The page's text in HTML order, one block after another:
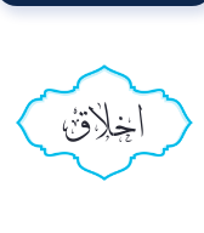
اخلاق